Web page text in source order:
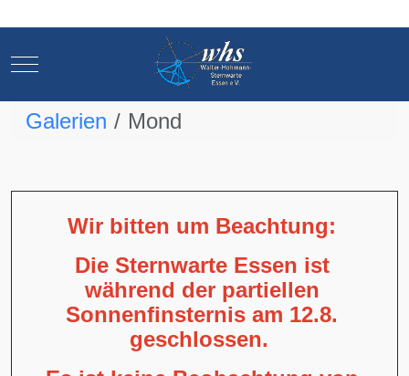
Mobile Menu Toggle
Galerien Mond
Wir bitten um Beachtung:
Die Sternwarte Essen ist
während der partiellen
Sonnenfinsternis am 12.8.
geschlossen.